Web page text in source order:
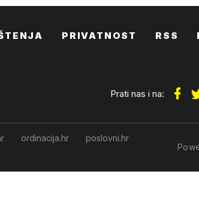
PRIVATNOST RSS
Prati nas i na:
ordinacija.hr
poslovni.hr